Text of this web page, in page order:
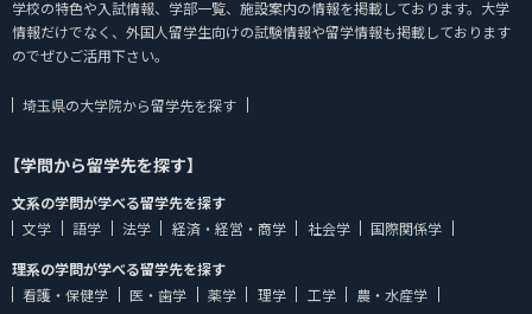
学校の特色や入試情報、学部一覧、施設案内の情報を掲載しております。大学
情報だけでなく、外国人留学生向けの試験情報や留学情報も掲載しております
のでぜひご活用下さい。
埼玉県の大学院から留学先を探す
【学問から留学先を探す】
文系の学問が学べる留学先を探す
文学
語学 法学 経済・経営・商学 社会学
国際関係学
理系の学問が学べる留学先を探す
看護・保健学
医・歯学 薬学 理学 工学
農・水産学